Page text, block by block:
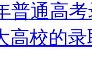
普通高
高校的